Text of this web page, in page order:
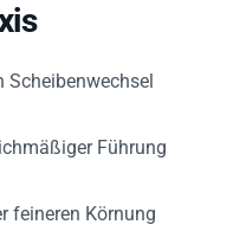
Scheibenwechsel
Führung
feineren Körnung